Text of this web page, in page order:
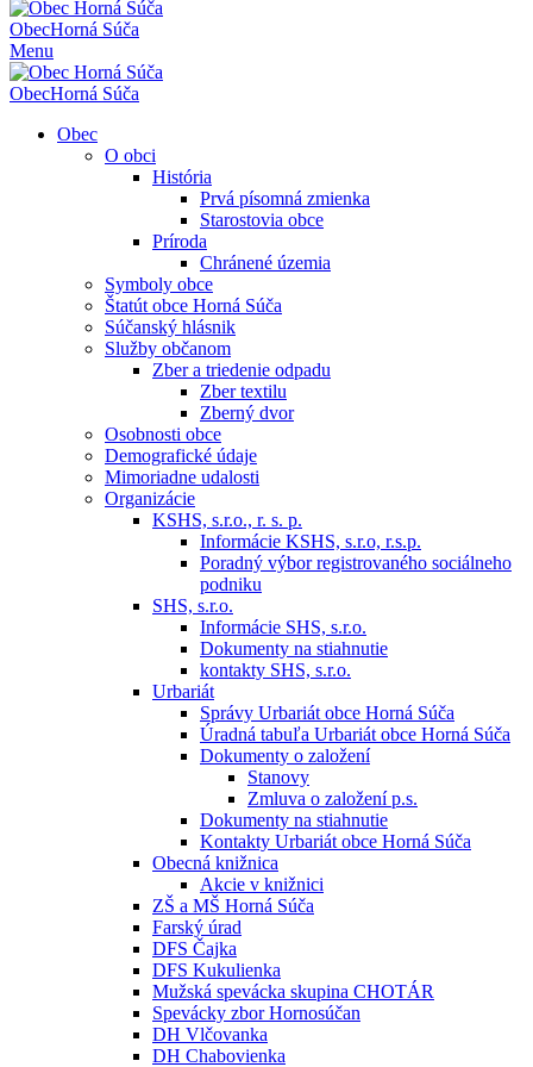
ObecHorná Súča
Menu
ObecHorná Súča
Obec
O obci
História
Prvá písomná zmienka
Starostovia obce
Príroda
Chránené územia
Symboly obce
Štatút obce Horná Súča
Súčanský hlásnik
Služby občanom
Zber a triedenie odpadu
Zber textilu
Zberný dvor
Osobnosti obce
Demografické údaje
Mimoriadne udalosti
Organizácie
KSHS, s.r.o., r. s. p.
Informácie KSHS, s.r.o, r.s.p.
Poradný výbor registrovaného sociálneho
podniku
SHS, s.r.o.
Informácie SHS, s.r.o.
Dokumenty na stiahnutie
kontakty SHS, s.r.o.
Urbariát
Správy Urbariát obce Horná Súča
Úradná tabuľa Urbariát obce Horná Súča
Dokumenty o založení
Stanovy
Zmluva o založení p.s.
Dokumenty na stiahnutie
Kontakty Urbariát obce Horná Súča
Obecná knižnica
Akcie v knižnici
ZŠ a MŠ Horná Súča
Farský úrad
DFS Čajka
DFS Kukulienka
Mužská spevácka skupina CHOTÁR
Spevácky zbor Hornosúčan
DH Vlčovanka
DH Chabovienka